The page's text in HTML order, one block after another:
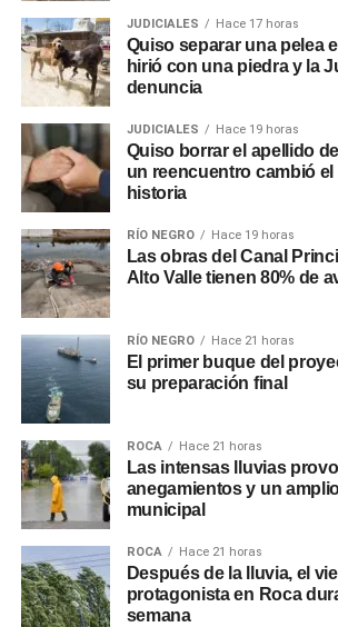
JUDICIALES Hace 17 horas
Quiso separar una pelea
hirió con una piedra y la
denuncia
JUDICIALES Hace 19 horas
Quiso borrar el apellido
un reencuentro cambió el
historia
RÍO NEGRO Hace 19 horas
Las obras del Canal
Alto Valle tienen 80% de
RÍO NEGRO Hace 21 horas
El primer buque del
su preparación final
ROCA Hace 21 horas
Las intensas lluvias
anegamientos y un
municipal
ROCA Hace 21 horas
Después de la lluvia, el
protagonista en Roca
semana